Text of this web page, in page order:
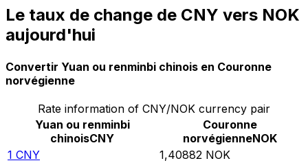
Le taux de change de CNY vers NOK
aujourd'hui
Convertir Yuan ou renminbi chinois en Couronne
norvégienne
Rate information of CNY/NOK currency pair
Yuan ou renminbi
chinoisCNY
Couronne
norvégienneNOK
1 CNY 1,40882 NOK